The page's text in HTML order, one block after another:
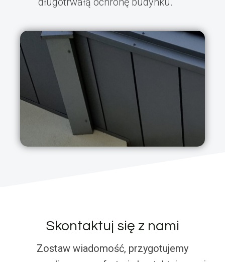
Skontaktuj się z nami
Zostaw wiadomość, przygotujemy